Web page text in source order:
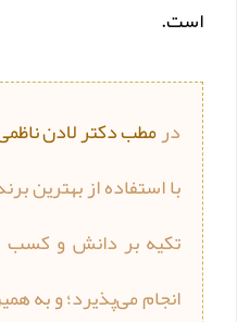
است.
درمطب دکتر لادن
با استفاده از بهترین
تکیه بر دانش و کسب
انجام می‌پذیرد؛ و به